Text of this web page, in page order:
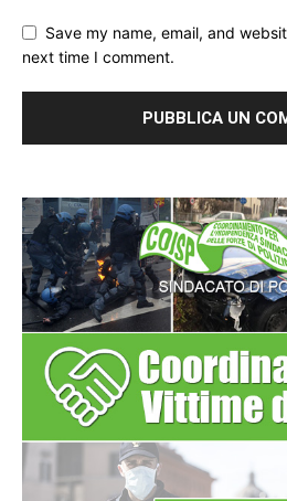
Save my name, email, and
next time I comment.